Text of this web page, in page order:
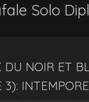
Solo
DU NOIR ET
3):